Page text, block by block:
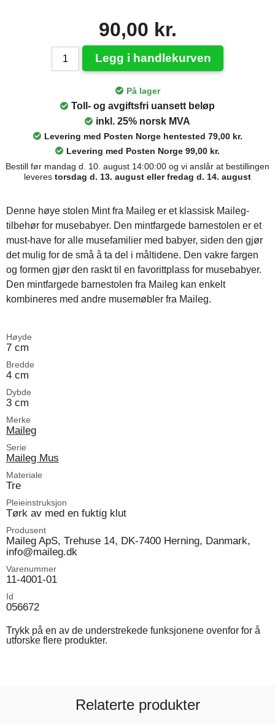
90,00 kr.
Legg i handlekurven
På lager
Toll- og avgiftsfri uansett beløp
inkl. 25% norsk MVA
Levering med Posten Norge hentested 79,00 kr.
Levering med Posten Norge 99,00 kr.
Bestill før mandag d. 10. august 14:00:00 og vi anslår at bestillingen
leveres torsdag d. 13. august eller fredag d. 14. august
Denne høye stolen Mint fra Maileg er et klassisk Maileg-
tilbehør for musebabyer. Den mintfargede barnestolen er et
must-have for alle musefamilier med babyer, siden den gjør
det mulig for de små å ta del i måltidene. Den vakre fargen
og formen gjør den raskt til en favorittplass for musebabyer.
Den mintfargede barnestolen fra Maileg kan enkelt
kombineres med andre musemøbler fra Maileg.
Høyde
7 cm
Bredde
4 cm
Dybde
3 cm
Merke
Maileg
Serie
Maileg Mus
Materiale
Tre
Pleieinstruksjon
Tørk av med en fuktig klut
Produsent
Maileg ApS, Trehuse 14, DK-7400 Herning, Danmark,
info@maileg.dk
Varenummer
11-4001-01
Id
056672
Trykk på en av de understrekede funksjonene ovenfor for å
utforske flere produkter.
Relaterte produkter